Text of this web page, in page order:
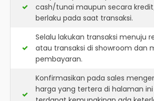
cash/tunai maupun secara
berlaku pada saat transaksi.
Selalu lakukan transaksi menuju
atau transaksi di showroom dan
pembayaran.
Konfirmasikan pada sales
harga yang tertera di halaman